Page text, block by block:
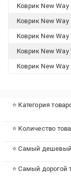
Коврик New Way
Коврик New Way
Коврик New Way
Коврик New Way
Коврик New Way
⭐ Категория
⭐ Количество
⭐ Самый
⭐ Самый дорогой